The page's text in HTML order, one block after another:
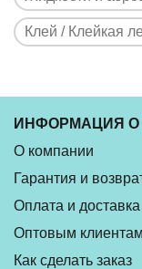
Клей / Клейкая
ИНФОРМАЦИЯ О
О компании
Гарантия и
Оплата и доставка
Оптовым клиентам
Как сделать заказ